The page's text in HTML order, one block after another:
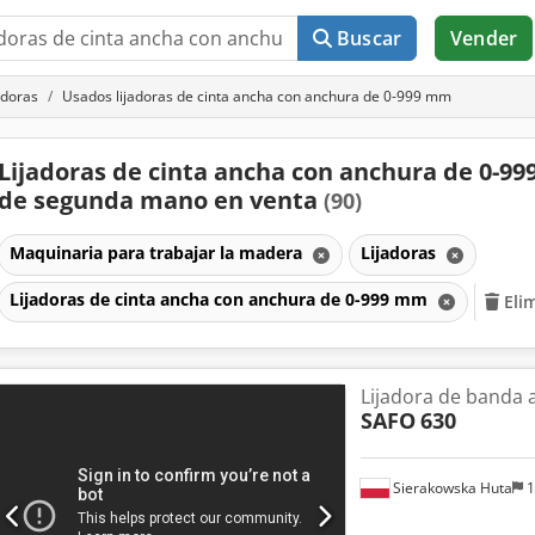
Buscar Vender
Usados lijadoras de cinta ancha con anchura de 0-999 mm
Lijadoras de cinta ancha con anchura de 0-
de segunda mano en venta (90)
Maquinaria para trabajar la madera Lijadoras
Lijadoras de cinta ancha con anchura de 0-999 mm
Sierakowska Huta
Lijadora de banda
SAFO630